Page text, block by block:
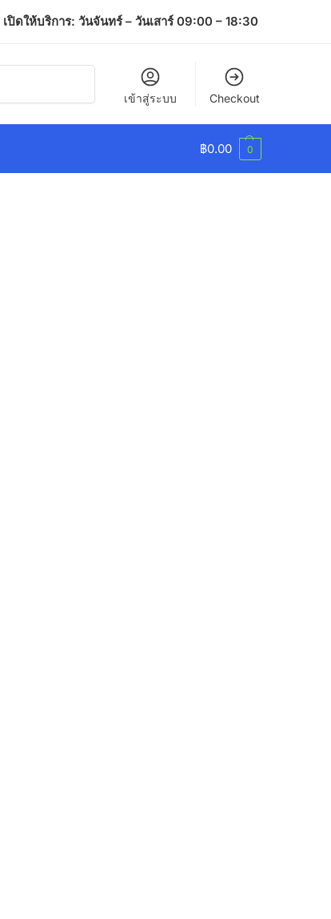
เปิดให้บริการ: วันจันทร์ – วันเสาร์ 09:00 – 18:30
เข้าสู่ระบบ Checkout
฿0.00 0